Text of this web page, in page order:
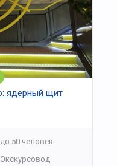
ядерный щит
до 50 человек
Экскурсовод